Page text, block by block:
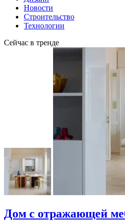
Новости
Строительство
Технологии
Сейчас в тренде
Дом с отражающей